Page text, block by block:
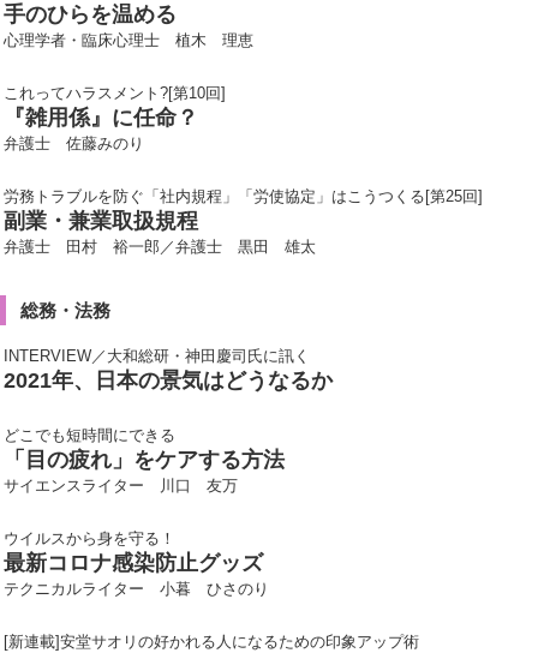
手のひらを温める
心理学者・臨床心理士 植木 理恵
これってハラスメント?[第10回]
『雑用係』に任命？
弁護士 佐藤みのり
労務トラブルを防ぐ「社内規程」「労使協定」はこうつくる[第25回]
副業・兼業取扱規程
弁護士 田村 裕一郎／弁護士 黒田 雄太
総務・法務
INTERVIEW／大和総研・神田慶司氏に訊く
2021年、日本の景気はどうなるか
どこでも短時間にできる
「目の疲れ」をケアする方法
サイエンスライター 川口 友万
ウイルスから身を守る！
最新コロナ感染防止グッズ
テクニカルライター 小暮 ひさのり
[新連載]安堂サオリの好かれる人になるための印象アップ術